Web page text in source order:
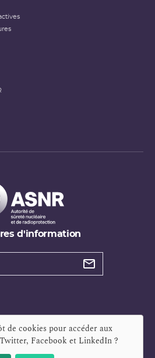
d'information
de cookies pour accéder aux
Twitter, Facebook et LinkedIn?